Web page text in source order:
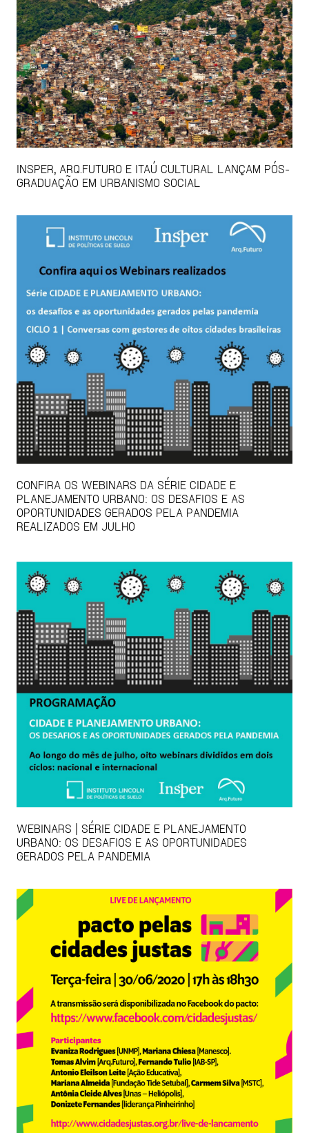
INSPER, ARQ.FUTURO E ITAÚ CULTURAL LANÇAM PÓS-
GRADUAÇÃO EM URBANISMO SOCIAL
CONFIRA OS WEBINARS DA SÉRIE CIDADE E
PLANEJAMENTO URBANO: OS DESAFIOS E AS
OPORTUNIDADES GERADOS PELA PANDEMIA
REALIZADOS EM JULHO
WEBINARS | SÉRIE CIDADE E PLANEJAMENTO
URBANO: OS DESAFIOS E AS OPORTUNIDADES
GERADOS PELA PANDEMIA